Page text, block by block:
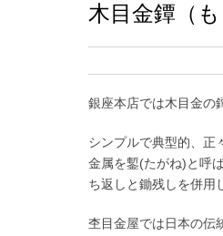
木目金鐔（
銀座本店では木目金の
シンプルで典型的、正
金属を鏨(たがね)と呼
ち返しと鋤残しを併用
杢目金屋では日本の伝